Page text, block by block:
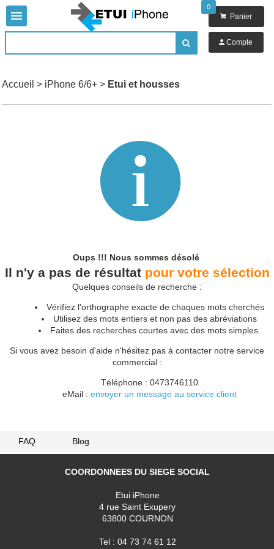


0
 Panier
 Compte
Accueil > iPhone 6/6+ > Etui et housses

Oups !!! Nous sommes désolé
Il n'y a pas de résultat pour votre sélection
Quelques conseils de recherche :
Vérifiez l'orthographe exacte de chaques mots cherchés
Utilisez des mots entiers et non pas des abréviations
Faites des recherches courtes avec des mots simples.
Si vous avez besoin d'aide n'hésitez pas à contacter notre service
commercial :
Téléphone : 0473746110
eMail : envoyer un message au service client
FAQ Blog
COORDONNEES DU SIEGE SOCIAL
Etui iPhone
4 rue Saint Exupery
63800 COURNON
Tel : 04 73 74 61 12